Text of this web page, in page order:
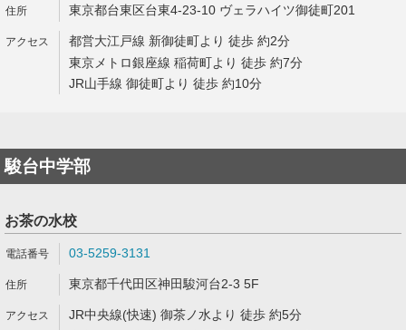
東京都台東区台東4-23-10 ヴェラハイツ御徒町201
都営大江戸線 新御徒町より 徒歩 約2分
東京メトロ銀座線 稲荷町より 徒歩 約7分
JR山手線 御徒町より 徒歩 約10分
駿台中学部
お茶の水校
03-5259-3131
東京都千代田区神田駿河台2-3 5F
JR中央線(快速) 御茶ノ水より 徒歩 約5分